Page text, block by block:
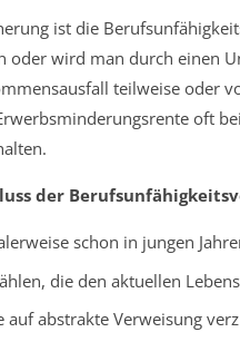
ist die
oder wird man durch einen
teilweise oder
oft
der
schon in jungen
die den aktuellen
abstrakte Verweisung